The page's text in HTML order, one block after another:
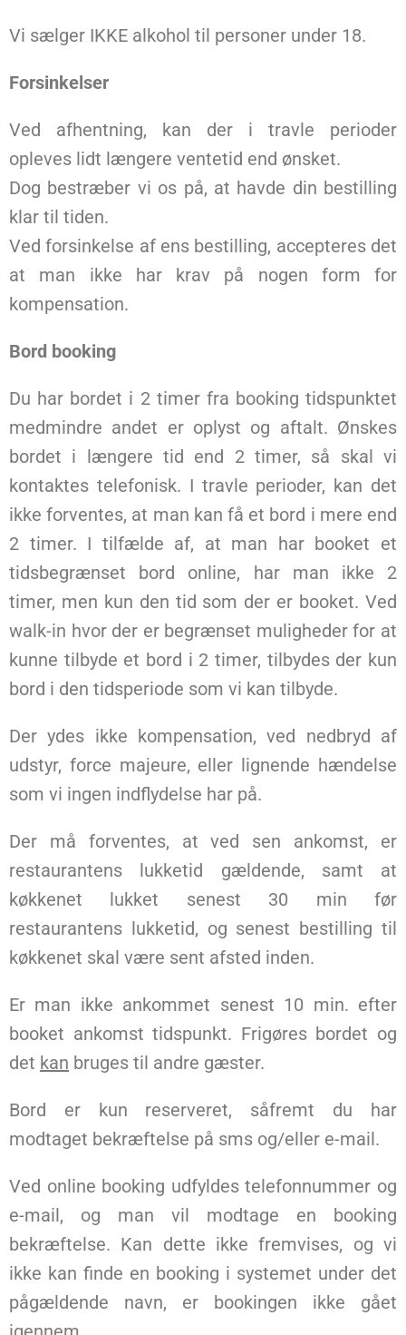
Vi sælger IKKE alkohol til personer under 18.
Forsinkelser
Ved afhentning, kan der i travle perioder
opleves lidt længere ventetid end ønsket.
Dog bestræber vi os på, at havde din bestilling
klar til tiden.
Ved forsinkelse af ens bestilling, accepteres det
at man ikke har krav på nogen form for
kompensation.
Bord booking
Du har bordet i 2 timer fra booking tidspunktet
medmindre andet er oplyst og aftalt. Ønskes
bordet i længere tid end 2 timer, så skal vi
kontaktes telefonisk. I travle perioder, kan det
ikke forventes, at man kan få et bord i mere end
2 timer. I tilfælde af, at man har booket et
tidsbegrænset bord online, har man ikke 2
timer, men kun den tid som der er booket. Ved
walk-in hvor der er begrænset muligheder for at
kunne tilbyde et bord i 2 timer, tilbydes der kun
bord i den tidsperiode som vi kan tilbyde.
Der ydes ikke kompensation, ved nedbryd af
udstyr, force majeure, eller lignende hændelse
som vi ingen indflydelse har på.
Der må forventes, at ved sen ankomst, er
restaurantens lukketid gældende, samt at
køkkenet lukket senest 30 min før
restaurantens lukketid, og senest bestilling til
køkkenet skal være sent afsted inden.
Er man ikke ankommet senest 10 min. efter
booket ankomst tidspunkt. Frigøres bordet og
det kan bruges til andre gæster.
Bord er kun reserveret, såfremt du har
modtaget bekræftelse på sms og/eller e-mail.
Ved online booking udfyldes telefonnummer og
e-mail, og man vil modtage en booking
bekræftelse. Kan dette ikke fremvises, og vi
ikke kan finde en booking i systemet under det
pågældende navn, er bookingen ikke gået